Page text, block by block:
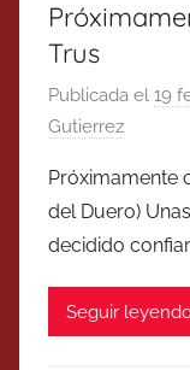
Trus
Publicada el 19
Gutierrez
Próximamente
del Duero)
decidido
Seguir